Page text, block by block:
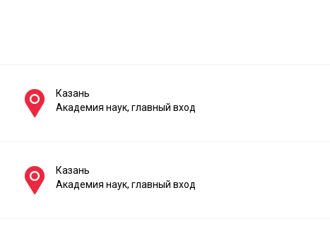
Казань
Академия наук, главный вход
Казань
Академия наук, главный вход